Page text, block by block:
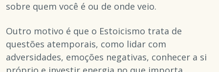
sobre quem você é ou de onde veio.
Outro motivo é que o Estoicismo trata de
questões atemporais, como lidar com
adversidades, emoções negativas, conhecer a si